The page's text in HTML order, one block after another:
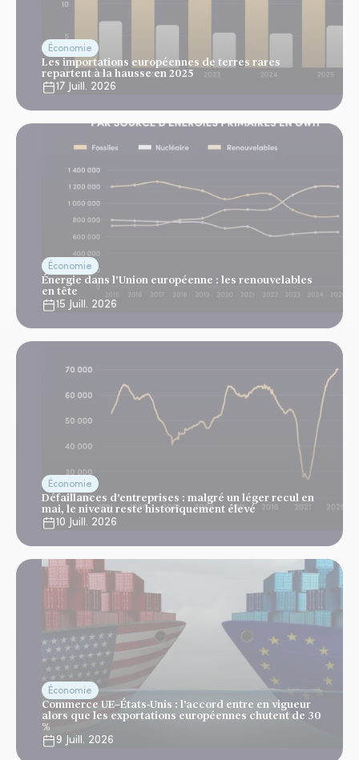
Économie
Les importations européennes de terres rares
repartent à la hausse en 2025
17 Juill. 2026
Économie
Énergie dans l'Union européenne : les renouvelables
en tête
15 Juill. 2026
Économie
Défaillances d'entreprises : malgré un léger recul en
mai, le niveau reste historiquement élevé
10 Juill. 2026
Économie
Commerce UE–États-Unis : l'accord entre en vigueur
alors que les exportations européennes chutent de 30
%
9 Juill. 2026